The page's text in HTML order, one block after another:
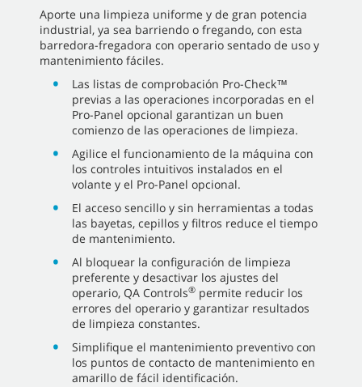
Aporte una limpieza uniforme y de gran potencia
industrial, ya sea barriendo o fregando, con esta
barredora-fregadora con operario sentado de uso y
mantenimiento fáciles.
Las listas de comprobación Pro-Check™
previas a las operaciones incorporadas en el
Pro-Panel opcional garantizan un buen
comienzo de las operaciones de limpieza.
Agilice el funcionamiento de la máquina con
los controles intuitivos instalados en el
volante y el Pro-Panel opcional.
El acceso sencillo y sin herramientas a todas
las bayetas, cepillos y filtros reduce el tiempo
de mantenimiento.
Al bloquear la configuración de limpieza
preferente y desactivar los ajustes del
operario, QA Controls® permite reducir los
errores del operario y garantizar resultados
de limpieza constantes.
Simplifique el mantenimiento preventivo con
los puntos de contacto de mantenimiento en
amarillo de fácil identificación.